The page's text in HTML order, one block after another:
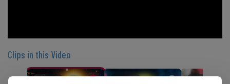
Clips in this Video